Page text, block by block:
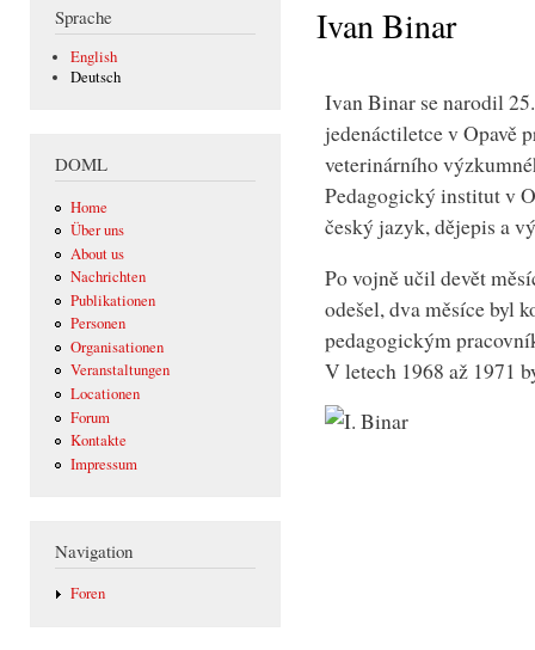
Sprache
English
Deutsch
DOML
Home
Über uns
About us
Nachrichten
Publikationen
Personen
Organisationen
Veranstaltungen
Locationen
Forum
Kontakte
Impressum
Navigation
Foren
Ivan Binar
Ivan Binar se narodil
jedenáctiletce v Opavě
veterinárního
Pedagogický institut v
český jazyk, dějepis a
Po vojně učil devět
odešel, dva měsíce byl
pedagogickým
V letech 1968 až 1971